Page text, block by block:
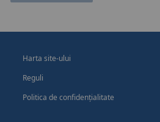
Harta site-ului
Reguli
Politica de confidențialitate